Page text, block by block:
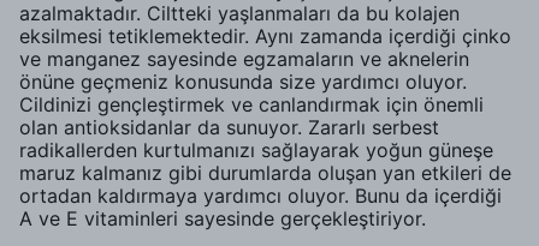
azalmaktadır. Ciltteki yaşlanmaları da bu kolajen
eksilmesi tetiklemektedir. Aynı zamanda içerdiği çinko
ve manganez sayesinde egzamaların ve aknelerin
önüne geçmeniz konusunda size yardımcı oluyor.
Cildinizi gençleştirmek ve canlandırmak için önemli
olan antioksidanlar da sunuyor. Zararlı serbest
radikallerden kurtulmanızı sağlayarak yoğun güneşe
maruz kalmanız gibi durumlarda oluşan yan etkileri de
ortadan kaldırmaya yardımcı oluyor. Bunu da içerdiği
A ve E vitaminleri sayesinde gerçekleştiriyor.